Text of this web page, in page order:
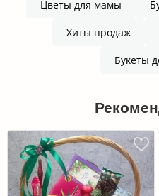
Цветы для мамы
Хиты продаж
Букеты